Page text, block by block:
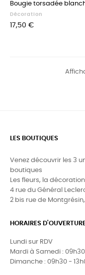
Bougie torsadée
Décoration
Prix
17,50 €
LES BOUTIQUES
Venez découvrir les 3
boutiques
Les fleurs, la
4 rue du Général
2 bis rue de Montgrésin,
HORAIRES
Lundi sur RDV
Mardi à Samedi :
Dimanche : 09h30 -